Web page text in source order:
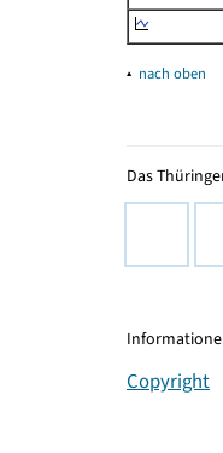
▴ nach oben
Das
Copyright